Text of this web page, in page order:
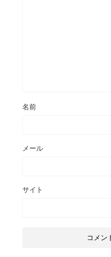
名前
メール
サイト